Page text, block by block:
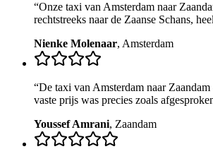
“Onze taxi van Amsterdam naar
rechtstreeks naar de Zaanse Schans,
Nienke Molenaar, Amsterdam
“De taxi van Amsterdam naar Zaandam
vaste prijs was precies zoals
Youssef Amrani, Zaandam